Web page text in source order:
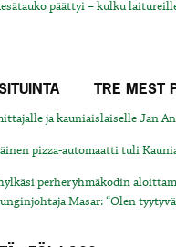
päättyi – kulku
TRE MEST
ja kauniaislaiselle Jan
pizza-automaatti tuli
perheryhmäkodin
Masar: “Olen